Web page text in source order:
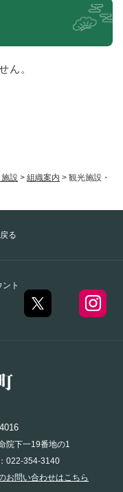
設 > 組織案内 > 観光施設・
ん。
ト
る
院下一19番地の1
022-354-3140
お問い合わせはこちら